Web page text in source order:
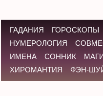
ГАДАНИЯ ГОРОСКОПЫ
НУМЕРОЛОГИЯ
ИМЕНА
СОННИК
ХИРОМАНТИЯ
ФЭН-